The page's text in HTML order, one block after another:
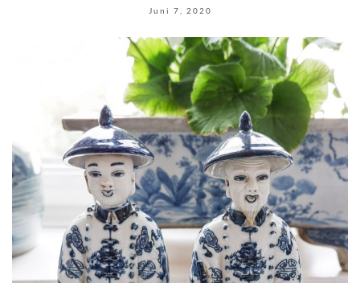
Juni 7, 2020